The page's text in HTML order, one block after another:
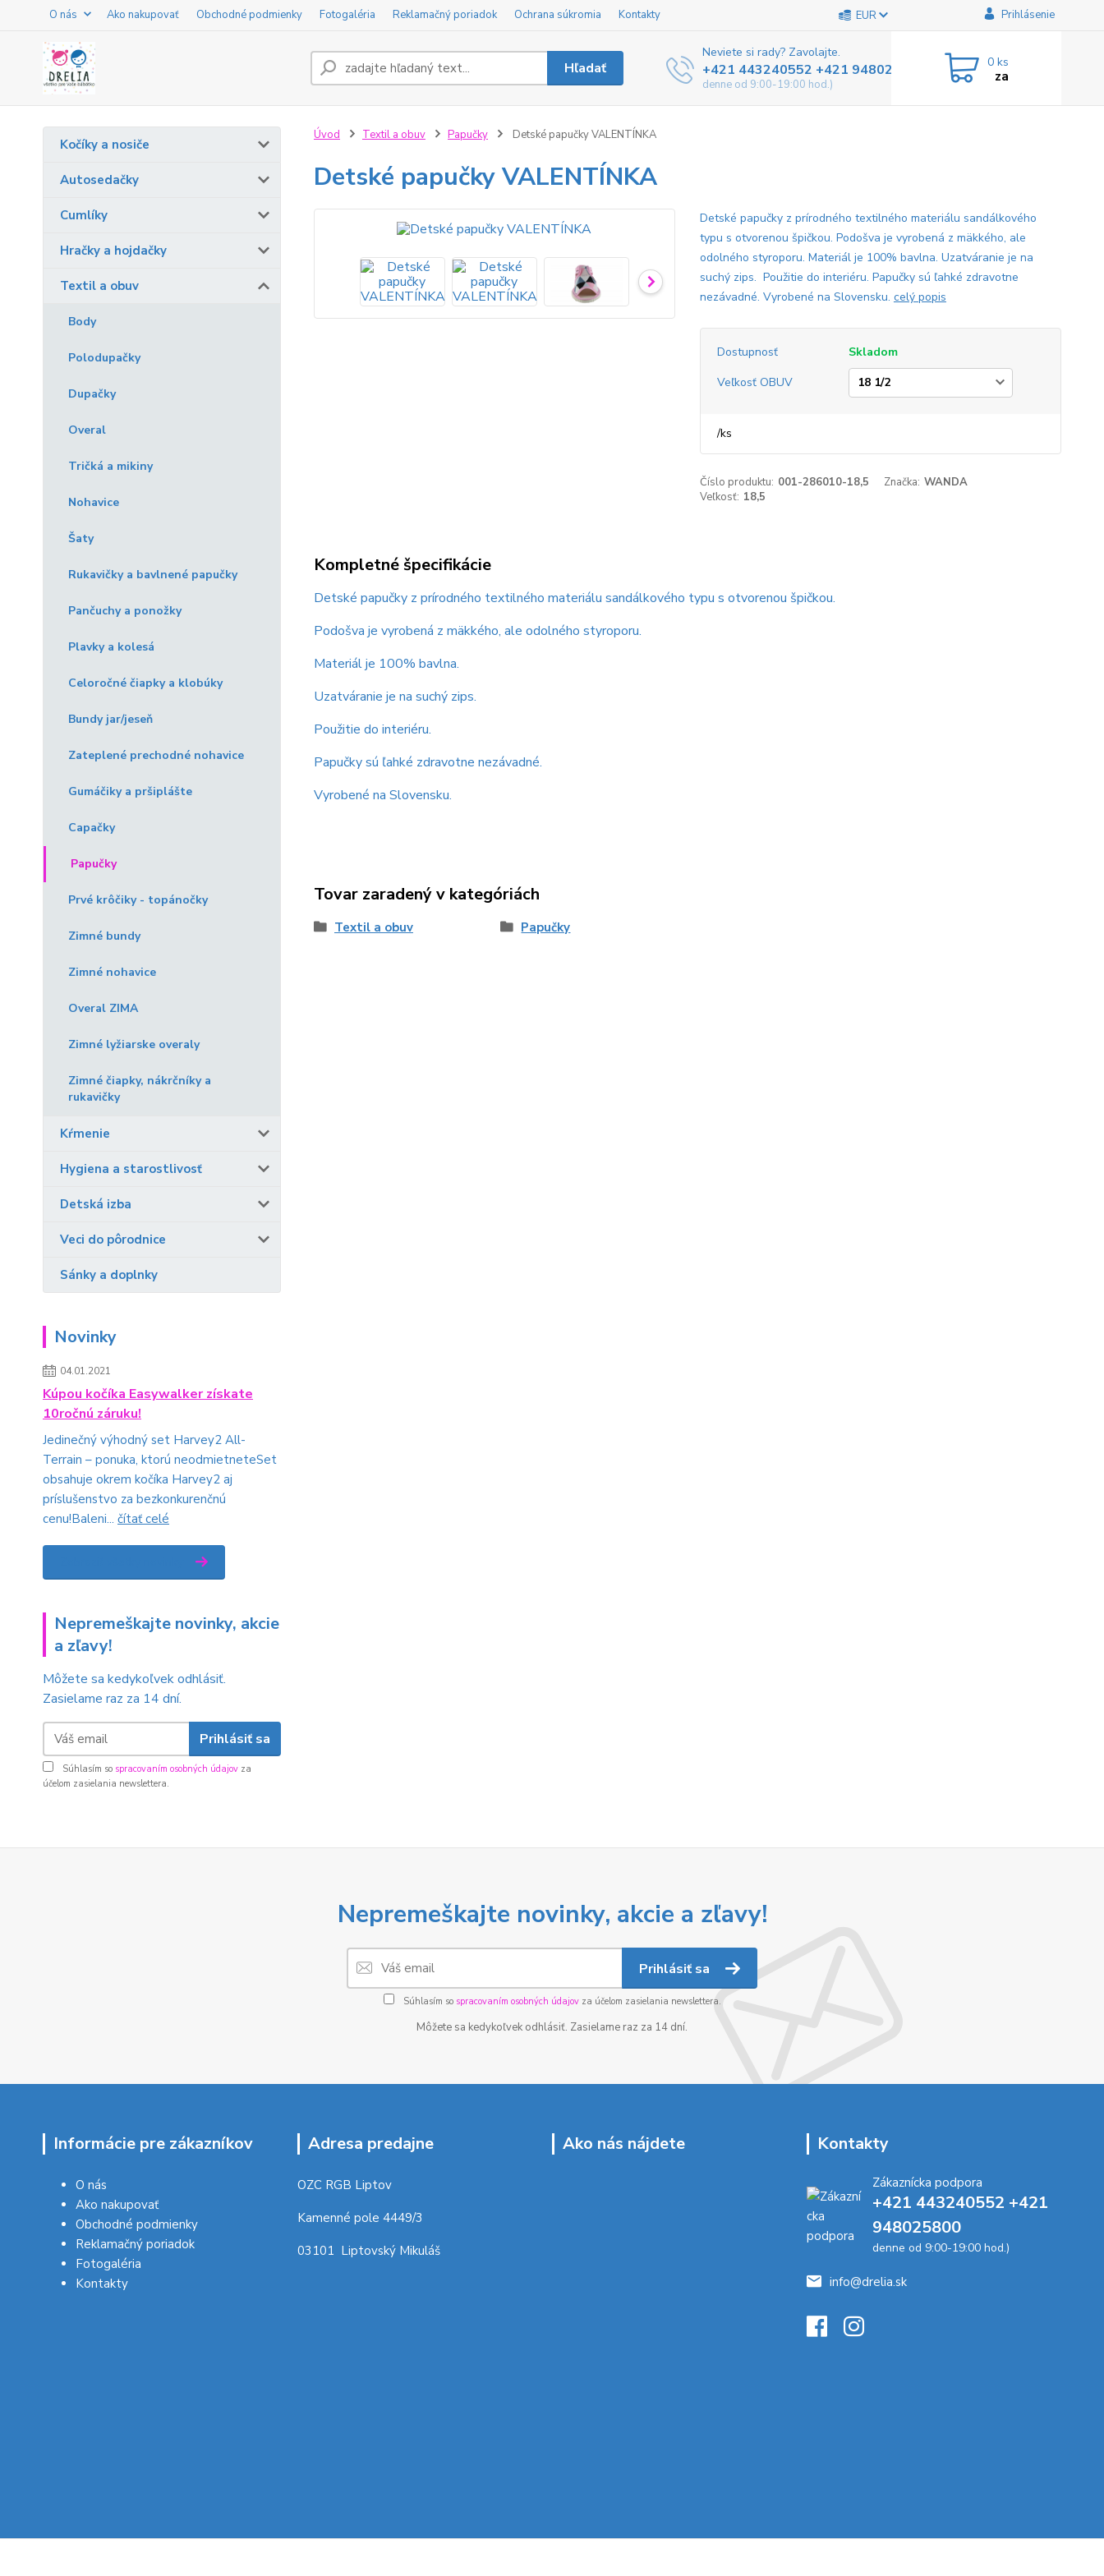
O nás Ako nakupovať Obchodné podmienky Fotogaléria Reklamačný poriadok Ochrana súkromia Kontakty EUR Prihlásenie
Hľadať
Neviete si rady? Zavolajte.
+421 443240552 +421 948025800
denne od 9:00-19:00 hod.)
0 ks
za
Kočíky a nosiče
Autosedačky
Cumlíky
Hračky a hojdačky
Textil a obuv
Body
Polodupačky
Dupačky
Overal
Tričká a mikiny
Nohavice
Šaty
Rukavičky a bavlnené papučky
Pančuchy a ponožky
Plavky a kolesá
Celoročné čiapky a klobúky
Bundy jar/jeseň
Zateplené prechodné nohavice
Gumáčiky a pršiplášte
Capačky
Papučky
Prvé krôčiky - topánočky
Zimné bundy
Zimné nohavice
Overal ZIMA
Zimné lyžiarske overaly
Zimné čiapky, nákrčníky a
rukavičky
Kŕmenie
Hygiena a starostlivosť
Detská izba
Veci do pôrodnice
Sánky a doplnky
Novinky
04.01.2021
Kúpou kočíka Easywalker získate
10ročnú záruku!
Jedinečný výhodný set Harvey2 All-
Terrain – ponuka, ktorú neodmietneteSet
obsahuje okrem kočíka Harvey2 aj
príslušenstvo za bezkonkurenčnú
cenu!Baleni... čítať celé
Nepremeškajte novinky, akcie
a zľavy!
Môžete sa kedykoľvek odhlásiť.
Zasielame raz za 14 dní.
Prihlásiť sa
Súhlasím so spracovaním osobných údajov za
účelom zasielania newslettera.
Úvod Textil a obuv Papučky Detské papučky VALENTÍNKA
Detské papučky VALENTÍNKA
Detské papučky z prírodného textilného materiálu sandálkového
typu s otvorenou špičkou. Podošva je vyrobená z mäkkého, ale
odolného styroporu. Materiál je 100% bavlna. Uzatváranie je na
suchý zips. Použitie do interiéru. Papučky sú ľahké zdravotne
nezávadné. Vyrobené na Slovensku. celý popis
Dostupnosť
Skladom
Veľkosť OBUV
/ks
Číslo produktu: 001-286010-18,5 Značka: WANDA
Veľkosť: 18,5
Kompletné špecifikácie
Detské papučky z prírodného textilného materiálu sandálkového typu s otvorenou špičkou.
Podošva je vyrobená z mäkkého, ale odolného styroporu.
Materiál je 100% bavlna.
Uzatváranie je na suchý zips.
Použitie do interiéru.
Papučky sú ľahké zdravotne nezávadné.
Vyrobené na Slovensku.
Tovar zaradený v kategóriách
Textil a obuv Papučky
Nepremeškajte novinky, akcie a zľavy!
Prihlásiť sa
Súhlasím so spracovaním osobných údajovza účelom zasielania newslettera.
Môžete sa kedykoľvek odhlásiť. Zasielame raz za 14 dní.
Informácie pre zákazníkov
O nás
Ako nakupovať
Obchodné podmienky
Reklamačný poriadok
Fotogaléria
Kontakty
Adresa predajne
OZC RGB Liptov
Kamenné pole 4449/3
03101 Liptovský Mikuláš
Ako nás nájdete Kontakty
Zákaznícka podpora
+421 443240552 +421
948025800
denne od 9:00-19:00 hod.)
info@drelia.sk